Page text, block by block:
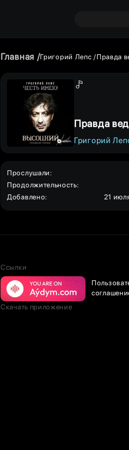
Главная Григорий Лепс Правда
Правда
Григорий
Прослушали:
Продолжительность:
Добавлено: 21
Ссылки
Скачать приложение